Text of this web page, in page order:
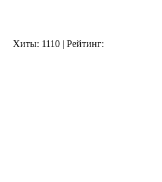
Хиты: 1110 | Рейтинг: